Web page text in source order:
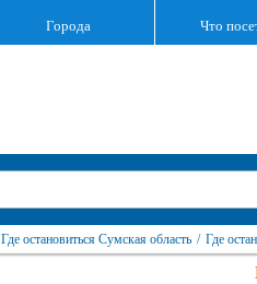
Города Что
Где остановиться Сумская область / Где